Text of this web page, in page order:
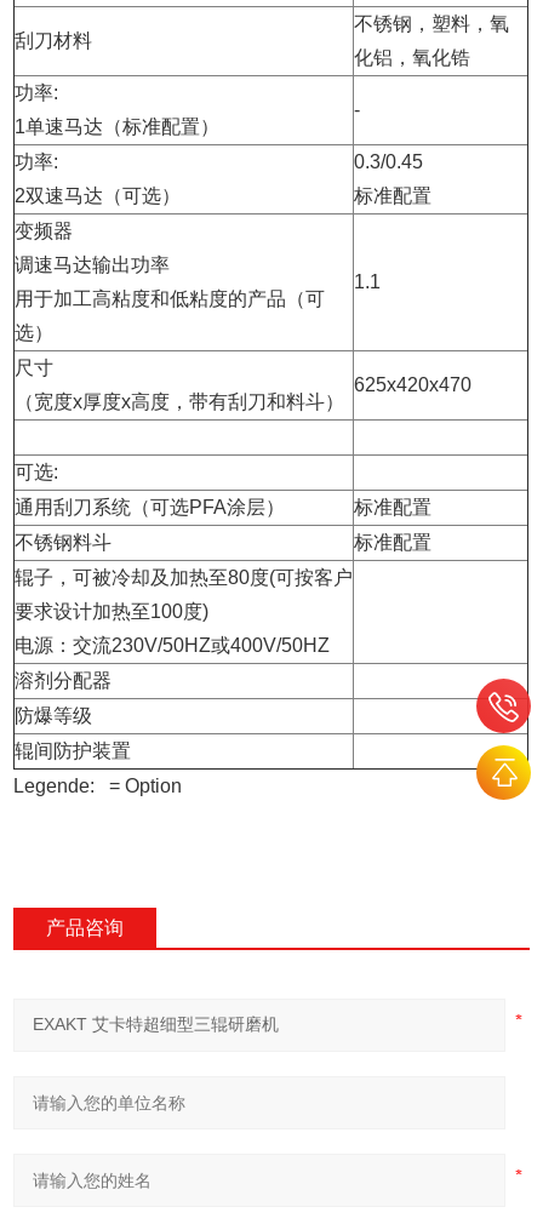
刮刀材料
不锈钢，塑料，氧
化铝，氧化锆
功率:
1单速马达（标准配置）
-
功率:
2双速马达（可选）
0.3/0.45
标准配置
变频器
调速马达输出功率
用于加工高粘度和低粘度的产品（可
选）
1.1
尺寸
（宽度x厚度x高度，带有刮刀和料斗）
625x420x470
可选:
通用刮刀系统（可选PFA涂层）
标准配置
不锈钢料斗
标准配置
辊子，可被冷却及加热至80度(可按客户
要求设计加热至100度)
电源：交流230V/50HZ或400V/50HZ
溶剂分配器
防爆等级
辊间防护装置
Legende:
= Option
产品咨询